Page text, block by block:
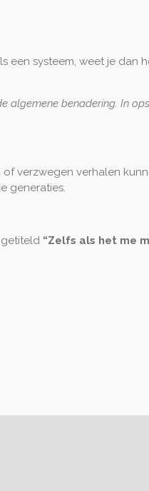
een systeem, weet je dan
algemene benadering. In
verzwegen verhalen
generaties.
“Zelfs als het me